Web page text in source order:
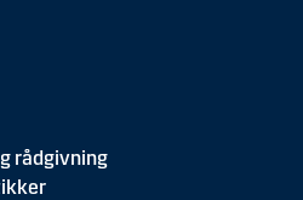
rådgivning